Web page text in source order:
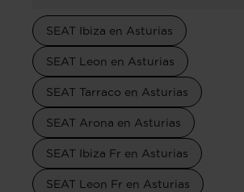
SEAT Ibiza en Asturias
SEAT Leon en Asturias
SEAT Tarraco en Asturias
SEAT Arona en Asturias
SEAT Ibiza Fr en Asturias
SEAT Leon Fr en Asturias